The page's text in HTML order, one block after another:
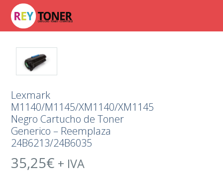
Lexmark
M1140/M1145/XM1140/XM1145
Negro Cartucho de Toner
Generico – Reemplaza
24B6213/24B6035
35,25€ + IVA